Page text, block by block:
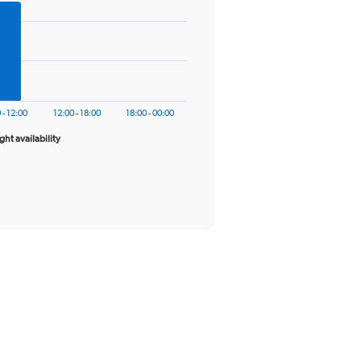
availability
12:00 12:00 - 18:00 18:00 - 00:00